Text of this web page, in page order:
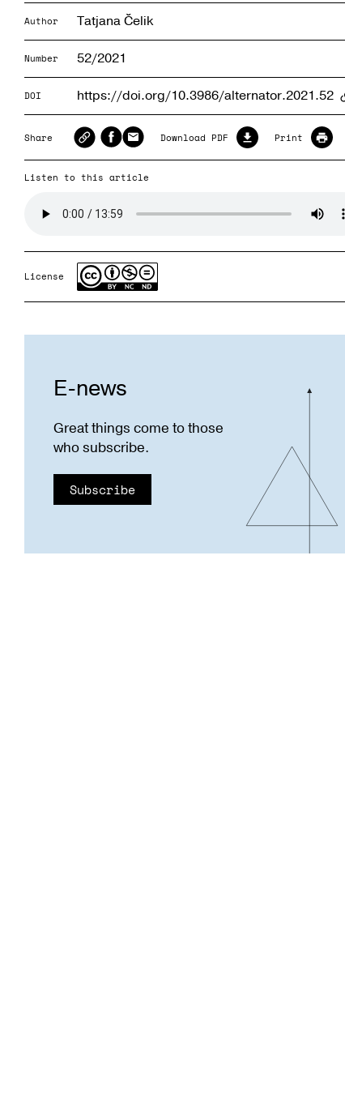
Author Tatjana Čelik
Number 52/2021
DOI https://doi.org/10.3986/alternator.2021.52
Share Download PDF Print
Listen to this article
License
E-news
Great things come to those
who subscribe.
Subscribe